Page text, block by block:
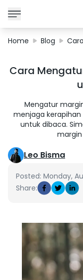
Corporate
About Us
My Cart
Home Blog
Cara
Mengatur
menjaga
untuk dibaca.
margin
Leo Bisma
Posted: Monday,
Share: